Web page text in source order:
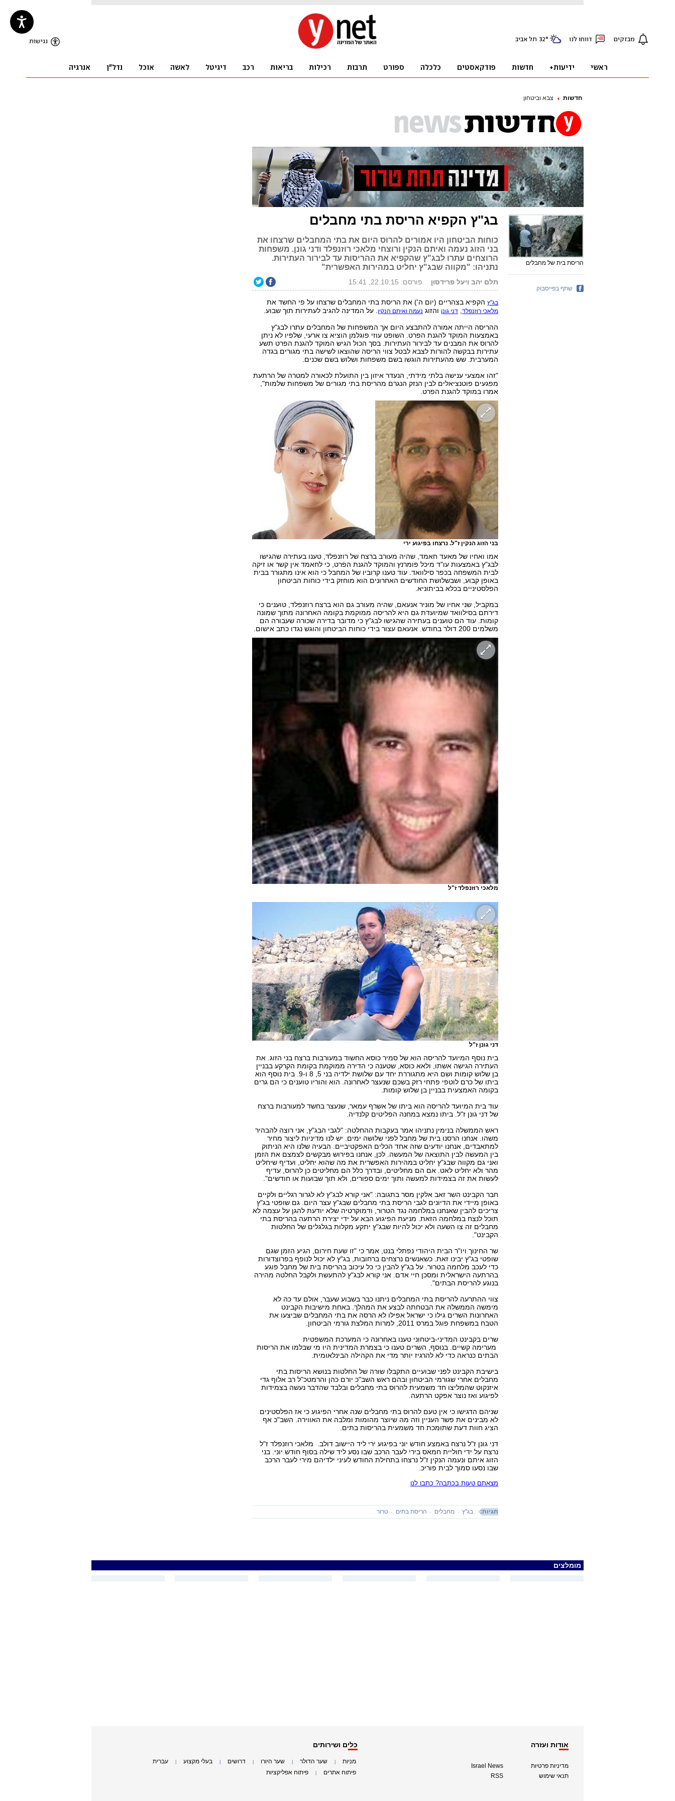
חדשות צבא וביטחון
בג"ץ הקפיא הריסת בתי מחבלים
כוחות הביטחון היו אמורים להרוס היום את בתי המחבלים שרצחו את
בני הזוג נעמה ואיתם הנקין ורוצחי מלאכי רוזנפלד ודני גונן. משפחות
הרוצחים עתרו לבג"ץ שהקפיא את ההריסות עד לבירור העתירות.
נתניהו: "מקווה שבג"ץ יחליט במהירות האפשרית"
תלם יהב ויעל פרידסון פורסם: 22.10.15, 15:41
בג"ץהקפיא בצהריים (יום ה') את הריסת בתי המחבלים שרצחו על פי החשד את
מלאכי רוזנפלד, דני גונן והזוג נעמה ואיתם הנקין. על המדינה להגיב לעתירות תוך שבוע.
ההריסה הייתה אמורה להתבצע היום אך המשפחות של המחבלים עתרו לבג"ץ
באמצעות המוקד להגנת הפרט. השופט עוזי פוגלמן הוציא צו ארעי, שלפיו לא ניתן
להרוס את המבנים עד לבירור העתירות. בסך הכול הגיש המוקד להגנת הפרט תשע
עתירות בבקשה להורות לצבא לבטל צווי הריסה שהוצאו לשישה בתי מגורים בגדה
המערבית. שש מהעתירות הוגשו בשם משפחות ושלוש בשם שכנים.
"זהו אמצעי ענישה בלתי מידתי, הנעדר איזון בין התועלת לכאורה למטרה של הרתעת
מפגעים פוטנציאלים לבין הנזק הנגרם מהריסת בתי מגורים של משפחות שלמות",
אמרו במוקד להגנת הפרט.
בני הזוג הנקין ז"ל. נרצחו בפיגוע ירי
אמו ואחיו של מאעד חאמד, שהיה מעורב ברצח של רוזנפלד, טענו בעתירה שהגישו
לבג"ץ באמצעות עו"ד מיכל פומרנץ והמוקד להגנת הפרט, כי לחאמד אין קשר או זיקה
לבית המשפחה בכפר סילוואד. עוד טענו קרוביו של המחבל כי הוא אינו מתגורר בבית
באופן קבוע, ושבשלושת החודשים האחרונים הוא מוחזק בידי כוחות הביטחון
הפלסטיניים בכלא בביתוניא.
במקביל, שני אחיו של מוניר אנעאם, שהיה מעורב גם הוא ברצח רוזנפלד, טוענים כי
דירתם בסילוואד שמיועדת גם היא להריסה ממוקמת בקומה האחרונה מתוך שמונה
קומות. עוד הם טוענים בעתירה שהגישו לבג"ץ כי מדובר בדירה שכורה שעבורה הם
משלמים 200 דולר בחודש. אנעאם עצור בידי כוחות הביטחון והוגש נגדו כתב אישום.
מלאכי רוזנפלד ז"ל
דני גונן ז"ל
בית נוסף המיועד להריסה הוא של סמיר כוסא החשוד במעורבות ברצח בני הזוג. את
העתירה הגישה אשתו, ולאא כוסא, שטענה כי הדירה ממוקמת בקומת הקרקע בבניין
בן שלוש קומות ושם היא מתגוררת יחד עם שלושת ילדיה בני 5, 8 ו-9. בית נוסף הוא
ביתו של כרם לוטפי פתחי רזק בשכם שנעצר לאחרונה. הוא והוריו טוענים כי הם גרים
בקומה האמצעית בבניין בן שלוש קומות.
עוד בית המיועד להריסה הוא ביתו של אשרף עמאר, שנעצר בחשד למעורבות ברצח
של דני גונן ז"ל. ביתו נמצא במחנה הפליטים קלנדיה.
ראש הממשלה בנימין נתניהו אמר בעקבות ההחלטה: "לגבי הבג"ץ, אני רוצה להבהיר
משהו. אנחנו הרסנו בית של מחבל לפני שלושה ימים. יש לנו מדיניות ליצור מחיר
למתאבדים, אנחנו יודעים שזה אחד הכלים האפקטיביים. הבעיה שלנו היא הניתוק
בין המעשה לבין התוצאה של המעשה. לכן, אנחנו בפירוש מבקשים לצמצם את הזמן
ואני גם מקווה שבג"ץ יחליט במהירות האפשרית את מה שהוא יחליט, ועדיף שיחליט
מהר ולא יחליט לאט. אם הם מחליטים, ובדרך כלל הם מחליטים כן להרוס, עדיף
לעשות את זה בצמידות למעשה ותוך ימים ספורים, ולא תוך שבועות או חודשים".
חבר הקבינט השר זאב אלקין מסר בתגובה: "אני קורא לבג"ץ לא לגרור רגליים ולקיים
באופן מיידי את הדיונים לגבי הריסת בתי מחבלים שבג"ץ עצר היום. גם שופטי בג"ץ
צריכים להבין שאנחנו במלחמה נגד הטרור, ודמוקרטיה שלא יודעת להגן על עצמה לא
תוכל לנצח במלחמה הזאת. מניעת הפיגוע הבא על ידי יצירת הרתעה בהריסת בתי
מחבלים זה צו השעה ולא יכול להיות שבג"ץ יתקע מקלות בגלגלים של החלטות
הקבינט".
שר החינוך ויו"ר הבית היהודי נפתלי בנט, אמר כי "זו שעת חירום, הגיע הזמן שגם
שופטי בג"ץ יבינו זאת. כשאנשים נרצחים ברחובות, בג"ץ לא יכול לנופף בפרוצדורות
כדי לעכב מלחמה בטרור. על בג"ץ להבין כי כל עיכוב בהריסת בית של מחבל פוגע
בהרתעה הישראלית ומסכן חיי אדם. אני קורא לבג"ץ להתעשת ולקבל החלטה מהירה
בנוגע להריסת הבתים".
צווי ההתרעה להריסת בתי המחבלים ניתנו כבר בשבוע שעבר, אולם עד כה לא
מימשה הממשלה את הבטחתה לבצע את המהלך. באחת מישיבות הקבינט
האחרונות השרים גילו כי ישראל אפילו לא הרסה את בתי המחבלים שביצעו את
הטבח במשפחת פוגל במרס 2011, למרות המלצת גורמי הביטחון.
שרים בקבינט המדיני-ביטחוני טענו באחרונה כי המערכת המשפטית
מערימה קשיים. בנוסף, השרים טענו כי בצמרת המדינית היו מי שבלמו את הריסות
הבתים כנראה כדי לא להרגיז יותר מדי את הקהילה הבינלאומית.
בישיבת הקבינט לפני שבועיים התקבלו שורה של החלטות בנושא הריסות בתי
מחבלים אחרי שגורמי הביטחון ובהם ראש השב"כ יורם כהן והרמטכ"ל רב אלוף גדי
איזנקוט שהמליצו חד משמעית להרוס בתי מחבלים ובלבד שהדבר נעשה בצמידות
לפיגוע ואז נוצר אפקט הרתעה.
שניהם הדגישו כי אין טעם להרוס בתי מחבלים שנה אחרי הפיגוע כי אז הפלסטינים
לא מבינים את פשר העניין וזה מה שיוצר מהומות ומלבה את האווירה. השב"כ אף
הציג חוות דעת שתומכת חד משמעית בהריסות בתים.
דני גונן ז"ל נרצח באמצע חודש יוני בפיגוע ירי ליד היישוב דולב. מלאכי רוזנפלד ז"ל
נרצח על ידי חוליית חמאס בירי לעבר הרכב שבו נסע ליד שילה בסוף חודש יוני. בני
הזוג איתם ונעמה הנקין ז"ל נרצחו בתחילת החודש לעיני ילדיהם מירי לעבר הרכב
שבו נסעו סמוך לבית פוריכ.
מצאתם טעות בכתבה? כתבו לנו
תגיות: בג"ץ מחבלים הריסת בתים טרור
הריסת בית של מחבלים
שתף בפייסבוק
מומלצים
אודות ועזרה
מדיניות פרטיות
תנאי שימוש
Israel News
RSS
כלים ושירותים
מניות שער הדולר שער היורו דרושים בעלי מקצוע עברית
פיתוח אתרים פיתוח אפליקציות